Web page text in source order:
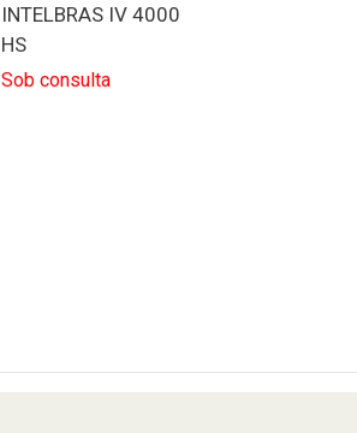
INTELBRAS IV 4000
HS
Sob consulta